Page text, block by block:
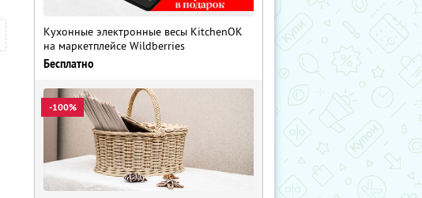
Кухонные электронные весы KitchenOK
на маркетплейсе Wildberries
Бесплатно
-100%